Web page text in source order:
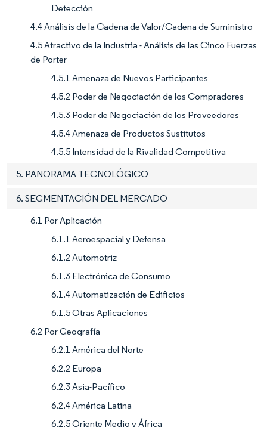
Detección
4.4 Análisis de la Cadena de Valor/Cadena de Suministro
4.5 Atractivo de la Industria - Análisis de las Cinco Fuerzas
de Porter
4.5.1 Amenaza de Nuevos Participantes
4.5.2 Poder de Negociación de los Compradores
4.5.3 Poder de Negociación de los Proveedores
4.5.4 Amenaza de Productos Sustitutos
4.5.5 Intensidad de la Rivalidad Competitiva
5. PANORAMA TECNOLÓGICO
6. SEGMENTACIÓN DEL MERCADO
6.1 Por Aplicación
6.1.1 Aeroespacial y Defensa
6.1.2 Automotriz
6.1.3 Electrónica de Consumo
6.1.4 Automatización de Edificios
6.1.5 Otras Aplicaciones
6.2 Por Geografía
6.2.1 América del Norte
6.2.2 Europa
6.2.3 Asia-Pacífico
6.2.4 América Latina
6.2.5 Oriente Medio y África